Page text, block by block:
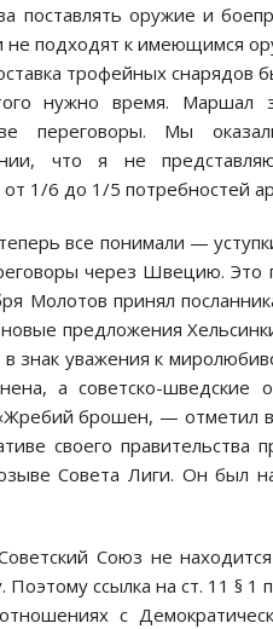
поставлять оружие и
не подходят к имеющимся
трофейных снарядов
нужно время. Маршал
переговоры. Мы
что я не
1/6 до 1/5 потребностей
все понимали —
через Швецию.
Молотов принял
предложения
знак уважения к
а советско-
брошен, — отметил
своего
Совета Лиги. Он был
Союз не
ссылка на ст. 11 § 1
с